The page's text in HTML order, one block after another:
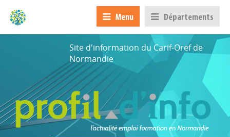
Menu Départements
Site d'information du Carif-Oref de
Normandie